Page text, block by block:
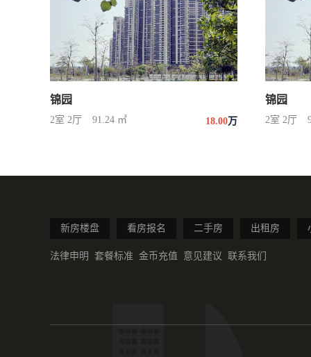
锦园
2室 2厅 91.24 ㎡ 18.00万
锦园
2室 2厅
新房楼盘 看房报名 二手房 出租房
法律申明 套餐标准 金币充值 意见建议 联系我们